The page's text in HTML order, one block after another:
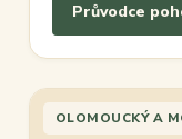
Průvodce
OLOMOUCKÝ A